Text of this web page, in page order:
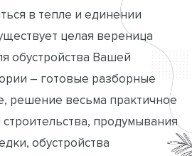
в тепле и единении
целая вереница
обустройства Вашей
– готовые разборные
решение весьма практичное
продумывания
обустройства